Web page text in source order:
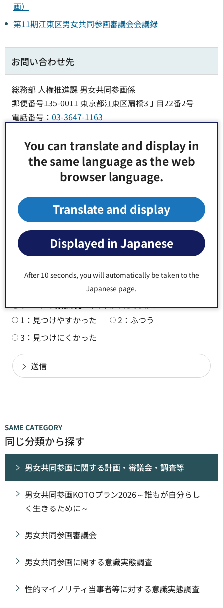
You can translate and display in
the same language as the web
browser language.
Translate and display
Displayed in Japanese
After 10 seconds, you will automatically be taken to the
Japanese page.
画）
第11期江東区男女共同参画審議会会議録
お問い合わせ先
総務部 人権推進課 男女共同参画係
郵便番号135-0011 東京都江東区扇橋3丁目22番2号
電話番号： 03-3647-1163
より良いウェブサイトにするためにみなさまのご
意見をお聞かせください
このページの情報は役に立ちましたか？
1：役に立った
2：ふつう
3：役に立たなかった
このページの情報は見つけやすかったですか？
1：見つけやすかった
2：ふつう
3：見つけにくかった
同じ分類から探す
男女共同参画に関する計画・審議会・調査等
男女共同参画KOTOプラン2026～誰もが自分らし
く生きるために～
男女共同参画審議会
男女共同参画に関する意識実態調査
性的マイノリティ当事者等に対する意識実態調査